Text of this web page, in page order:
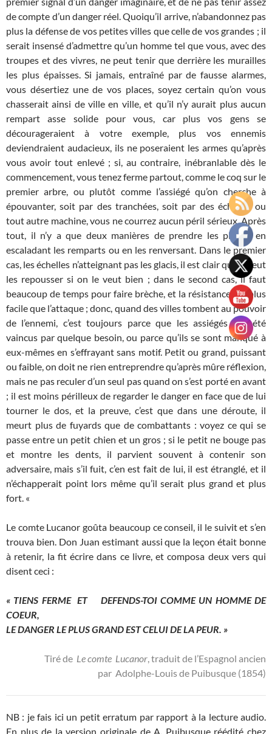
de compte d’un danger réel. Quoiqu’il arrive, n’abandonnez pas
plus la défense de vos petites villes que celle de vos grandes ; il
serait insensé d’admettre qu’un homme tel que vous, avec des
troupes et des vivres, ne peut tenir que derrière les murailles
les plus épaisses. Si jamais, entraîné par de fausse alarmes,
vous désertiez une de vos places, soyez certain qu’on vous
chasserait ainsi de ville en ville, et qu’il n’y aurait plus aucun
rempart asse solide pour vous, car plus vos gens se
décourageraient à votre exemple, plus vos ennemis
deviendraient audacieux, ils ne poseraient les armes qu’après
vous avoir tout enlevé ; si, au contraire, inébranlable dès le
commencement, vous tenez ferme partout, comme le coq sur le
premier arbre, ou plutôt comme l’assiégé qu’on cherche à
épouvanter, soit par des tranchées, soit par des échelles ou
tout autre machine, vous ne courrez aucun péril sérieux. Après
tout, il n’y a que deux manières de prendre les places, en
escaladant les remparts ou en les renversant. Dans le premier
cas, les échelles n’atteignant pas les glacis, il est clair qu’on peut
les repousser si on le veut bien ; dans le second cas, il faut
beaucoup de temps pour faire brèche, et la résistance est plus
facile que l’attaque ; donc, quand des villes tombent au pouvoir
de l’ennemi, c’est toujours parce que les assiégés ont été
vaincus par quelque besoin, ou parce qu’ils se sont manqué à
eux-mêmes en s’effrayant sans motif. Petit ou grand, puissant
ou faible, on doit ne rien entreprendre qu’après mûre réflexion,
mais ne pas reculer d’un seul pas quand on s’est porté en avant
; il est moins périlleux de regarder le danger en face que de lui
tourner le dos, et la preuve, c’est que dans une déroute, il
meurt plus de fuyards que de combattants : voyez ce qui se
passe entre un petit chien et un gros ; si le petit ne bouge pas
et montre les dents, il parvient souvent à contenir son
adversaire, mais s’il fuit, c’en est fait de lui, il est étranglé, et il
n’échapperait point lors même qu’il serait plus grand et plus
fort. «
Le comte Lucanor goûta beaucoup ce conseil, il le suivit et s’en
trouva bien. Don Juan estimant aussi que la leçon était bonne
à retenir, la fit écrire dans ce livre, et composa deux vers qui
disent ceci :
« TIENS FERME ET DEFENDS-TOI COMME UN HOMME DE
COEUR,
LE DANGER LE PLUS GRAND EST CELUI DE LA PEUR. »
Tiré de Le comte Lucanor, traduit de l’Espagnol ancien
par Adolphe-Louis de Puibusque (1854)
NB : je fais ici un petit erratum par rapport à la lecture audio.
En plus de la version originale de A. Puibusque réédité chez